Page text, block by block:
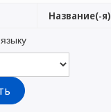
Название(-я)